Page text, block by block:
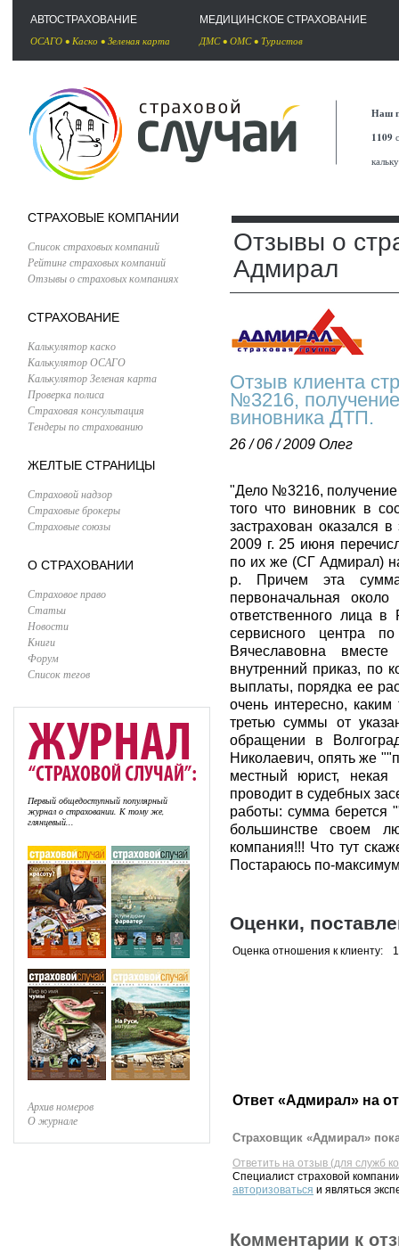
АВТОСТРАХОВАНИЕ
ОСАГО • Каско • Зеленая карта
МЕДИЦИНСКОЕ СТРАХОВАНИЕ
ДМС• ОМС• Туристов
Наш
1109
СТРАХОВЫЕ КОМПАНИИ
Список страховых компаний
Рейтинг страховых компаний
Отзывы о страховых компаниях
СТРАХОВАНИЕ
Калькулятор каско
Калькулятор ОСАГО
Калькулятор Зеленая карта
Проверка полиса
Страховая консультация
Тендеры по страхованию
ЖЕЛТЫЕ СТРАНИЦЫ
Страховой надзор
Страховые брокеры
Страховые союзы
О СТРАХОВАНИИ
Страховое право
Статьи
Новости
Книги
Форум
Список тегов
Первый общедоступный популярный
журнал о страховании. К тому же,
глянцевый...
Архив номеров
О журнале
Отзывы о
Адмирал
Отзыв клиента
№3216,
виновника ДТП.
26 / 06 / 2009 Олег
"Дело №3216,
того что виновник в
застрахован оказался
2009 г. 25 июня
по их же (СГ Адмирал)
р. Причем эта
первоначальная
ответственного лица в
сервисного центра
Вячеславовна
внутренний приказ, по
выплаты, порядка ее
очень интересно,
третью суммы от
обращении в
Николаевич, опять же
местный юрист, некая
проводит в судебных
работы: сумма берется
большинстве своем
компания!!! Что тут
Постараюсь по-
Оценки,
Оценка отношения к клиенту: 1
Ответ «Адмирал» на
Страховщик «Адмирал»
Ответить на отзыв (для служб
Специалист страховой
авторизоваться и являться
Комментарии к